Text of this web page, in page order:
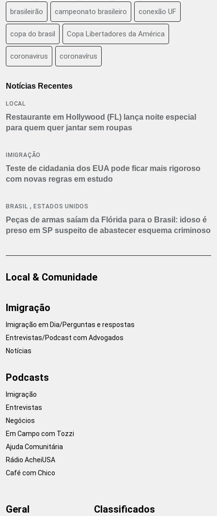
brasileirão campeonato brasileiro conexão UF
copa do brasil Copa Libertadores da América
coronavirus coronavírus
Notícias Recentes
LOCAL
Restaurante em Hollywood (FL) lança noite especial
para quem quer jantar sem roupas
IMIGRAÇÃO
Teste de cidadania dos EUA pode ficar mais rigoroso
com novas regras em estudo
BRASIL , ESTADOS UNIDOS
Peças de armas saíam da Flórida para o Brasil: idoso é
preso em SP suspeito de abastecer esquema criminoso
Local & Comunidade
Imigração
Imigração em Dia/Perguntas e respostas
Entrevistas/Podcast com Advogados
Notícias
Podcasts
Imigração
Entrevistas
Negócios
Em Campo com Tozzi
Ajuda Comunitária
Rádio AcheiUSA
Café com Chico
Geral Classificados